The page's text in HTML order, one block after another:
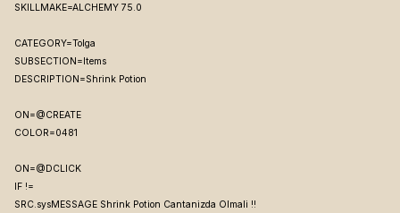
SKILLMAKE=ALCHEMY 75.0
CATEGORY=Tolga
SUBSECTION=Items
DESCRIPTION=Shrink Potion
ON=@CREATE
COLOR=0481
ON=@DCLICK
IF !=
SRC.sysMESSAGE Shrink Potion Cantanizda Olmali !!